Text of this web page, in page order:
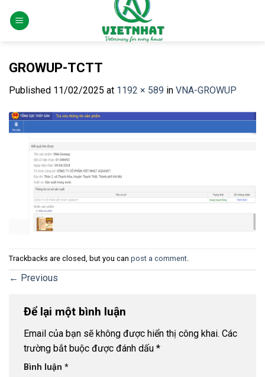
GROWUP-TCTT
Published 11/02/2025 at 1192 × 589 in VNA-GROWUP
Trackbacks are closed, but you can post a comment.
← Previous
Để lại một bình luận
Email của bạn sẽ không được hiển thị công khai. Các
trường bắt buộc được đánh dấu *
Bình luận *